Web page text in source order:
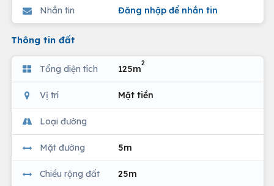
Nhắn tin Đăng nhập để nhắn tin
Thông tin đất
Tổng diện tích 125m
2
Vị trí Mặt tiền
Loại đường
Mặt đường 5m
Chiều rộng đất 25m